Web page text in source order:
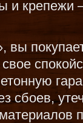
и крепежи
вы
сбоев,